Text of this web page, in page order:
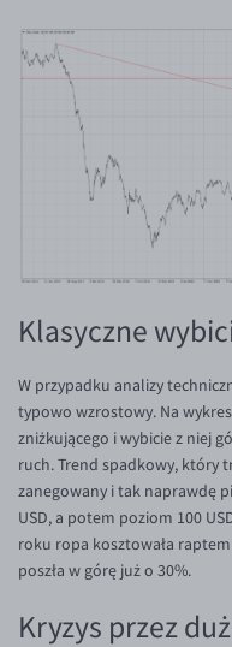
EUR/SGD
EUR/TRY
GBP/USD
Klasyczne
W przypadku analizy
typowo wzrostowy. Na
zniżkującego i wybicie z niej
ruch. Trend spadkowy, który
zanegowany i tak naprawdę
USD, a potem poziom 100
roku ropa kosztowała raptem
poszła w górę już o 30%.
Kryzys przez